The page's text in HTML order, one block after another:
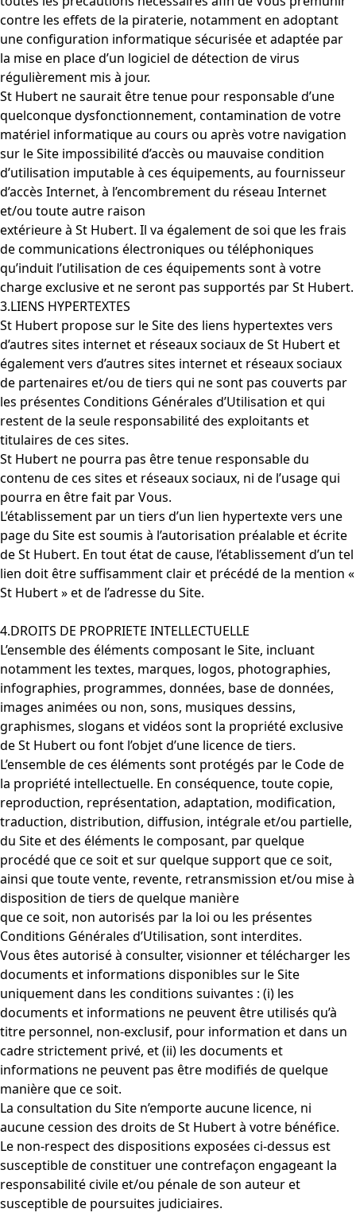
contre les effets de la piraterie, notamment en adoptant
une configuration informatique sécurisée et adaptée par
la mise en place d’un logiciel de détection de virus
régulièrement mis à jour.
St Hubert ne saurait être tenue pour responsable d’une
quelconque dysfonctionnement, contamination de votre
matériel informatique au cours ou après votre navigation
sur le Site impossibilité d’accès ou mauvaise condition
d’utilisation imputable à ces équipements, au fournisseur
d’accès Internet, à l’encombrement du réseau Internet
et/ou toute autre raison
extérieure à St Hubert. Il va également de soi que les frais
de communications électroniques ou téléphoniques
qu’induit l’utilisation de ces équipements sont à votre
charge exclusive et ne seront pas supportés par St Hubert.
3.LIENS HYPERTEXTES
St Hubert propose sur le Site des liens hypertextes vers
d’autres sites internet et réseaux sociaux de St Hubert et
également vers d’autres sites internet et réseaux sociaux
de partenaires et/ou de tiers qui ne sont pas couverts par
les présentes Conditions Générales d’Utilisation et qui
restent de la seule responsabilité des exploitants et
titulaires de ces sites.
St Hubert ne pourra pas être tenue responsable du
contenu de ces sites et réseaux sociaux, ni de l’usage qui
pourra en être fait par Vous.
L’établissement par un tiers d’un lien hypertexte vers une
page du Site est soumis à l’autorisation préalable et écrite
de St Hubert. En tout état de cause, l’établissement d’un tel
lien doit être suffisamment clair et précédé de la mention «
St Hubert » et de l’adresse du Site.
4.DROITS DE PROPRIETE INTELLECTUELLE
L’ensemble des éléments composant le Site, incluant
notamment les textes, marques, logos, photographies,
infographies, programmes, données, base de données,
images animées ou non, sons, musiques dessins,
graphismes, slogans et vidéos sont la propriété exclusive
de St Hubert ou font l’objet d’une licence de tiers.
L’ensemble de ces éléments sont protégés par le Code de
la propriété intellectuelle. En conséquence, toute copie,
reproduction, représentation, adaptation, modification,
traduction, distribution, diffusion, intégrale et/ou partielle,
du Site et des éléments le composant, par quelque
procédé que ce soit et sur quelque support que ce soit,
ainsi que toute vente, revente, retransmission et/ou mise à
disposition de tiers de quelque manière
que ce soit, non autorisés par la loi ou les présentes
Conditions Générales d’Utilisation, sont interdites.
Vous êtes autorisé à consulter, visionner et télécharger les
documents et informations disponibles sur le Site
uniquement dans les conditions suivantes : (i) les
documents et informations ne peuvent être utilisés qu’à
titre personnel, non-exclusif, pour information et dans un
cadre strictement privé, et (ii) les documents et
informations ne peuvent pas être modifiés de quelque
manière que ce soit.
La consultation du Site n’emporte aucune licence, ni
aucune cession des droits de St Hubert à votre bénéfice.
Le non-respect des dispositions exposées ci-dessus est
susceptible de constituer une contrefaçon engageant la
responsabilité civile et/ou pénale de son auteur et
susceptible de poursuites judiciaires.